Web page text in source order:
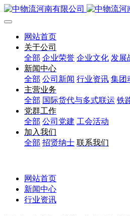
网站首页
关于公司
全部 企业荣誉 企业文化 发展
新闻中心
全部 公司新闻 行业资讯 集团
主营业务
全部 国际货代与多式联运 铁
党群工作
全部 公司党建 工会活动
加入我们
全部 招贤纳士 联系我们
网站首页
新闻中心
行业资讯